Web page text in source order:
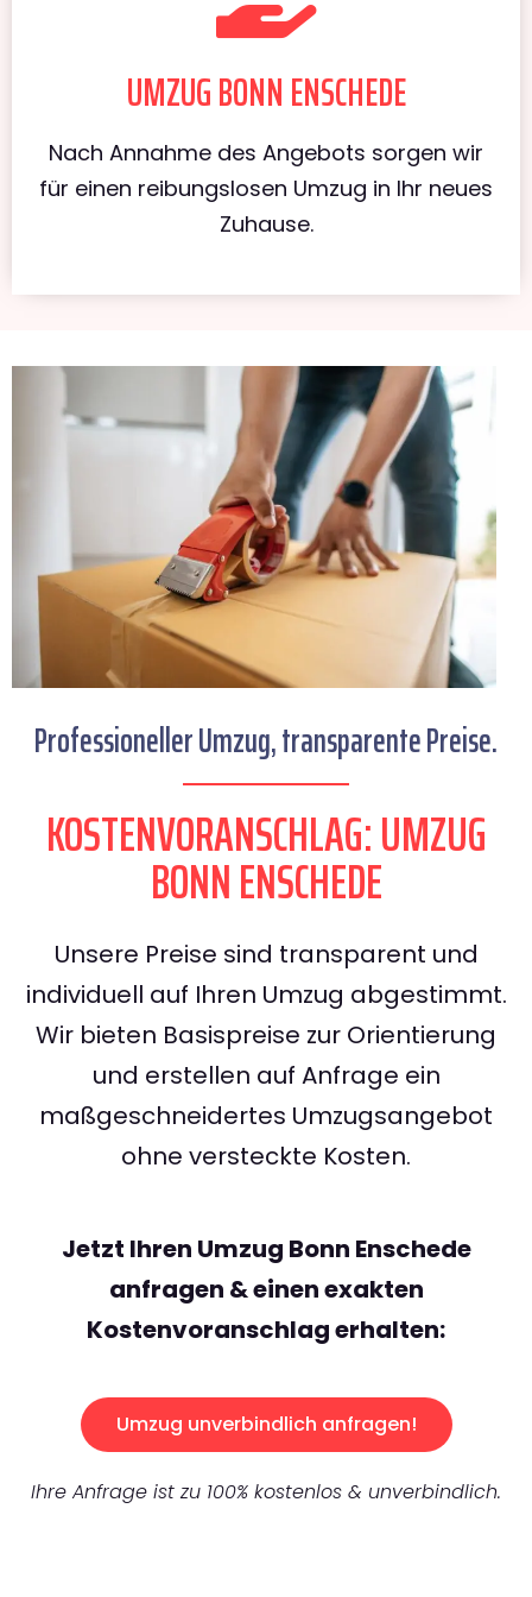
UMZUG BONN ENSCHEDE
Nach Annahme des Angebots sorgen wir
für einen reibungslosen Umzug in Ihr neues
Zuhause.
Professioneller Umzug, transparente Preise.
KOSTENVORANSCHLAG: UMZUG
BONN ENSCHEDE
Unsere Preise sind transparent und
individuell auf Ihren Umzug abgestimmt.
Wir bieten Basispreise zur Orientierung
und erstellen auf Anfrage ein
maßgeschneidertes Umzugsangebot
ohne versteckte Kosten.
Jetzt Ihren Umzug Bonn Enschede
anfragen & einen exakten
Kostenvoranschlag erhalten:
Umzug unverbindlich anfragen!
Ihre Anfrage ist zu 100% kostenlos & unverbindlich.